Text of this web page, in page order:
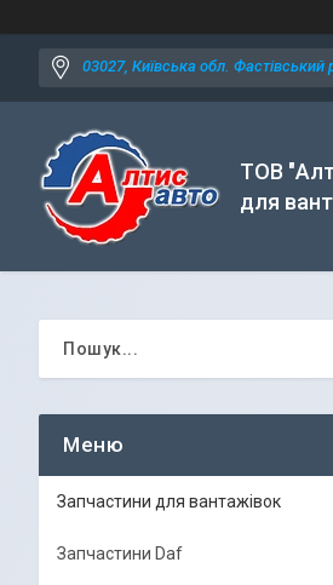
03027, Київська обл. Фастівський
ТОВ
для
Запчастини для вантажівок
Запчастини Daf